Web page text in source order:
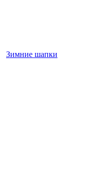
Зимние шапки